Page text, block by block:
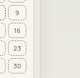
9
16
23
30